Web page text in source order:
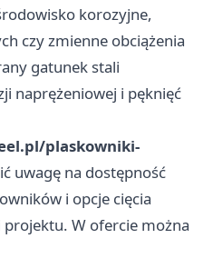
korozyjne,
czy zmienne obciążenia
gatunek stali
naprężeniowej i pęknięć
plaskowniki-
uwagę na dostępność
i opcje cięcia
W ofercie można